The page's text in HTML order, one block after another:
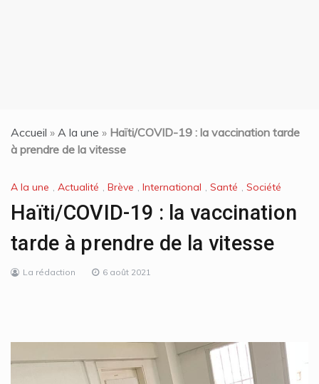
Accueil » A la une » Haïti/COVID-19 : la vaccination tarde
à prendre de la vitesse
A la une , Actualité , Brève , International , Santé , Société
Haïti/COVID-19 : la vaccination
tarde à prendre de la vitesse
La rédaction 6 août 2021